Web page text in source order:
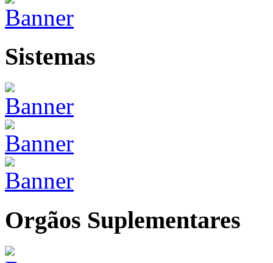
Sistemas
Orgãos Suplementares